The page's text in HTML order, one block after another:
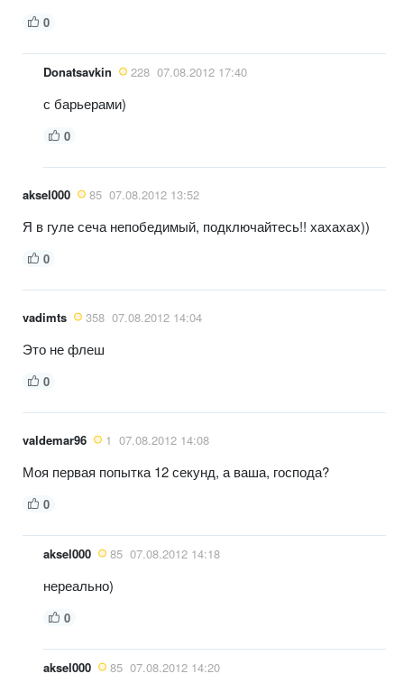
0
Donatsavkin 228 07.08.2012 17:40
с барьерами)
0
aksel000 85 07.08.2012 13:52
Я в гуле сеча непобедимый, подключайтесь!! хахахах))
0
vadimts 358 07.08.2012 14:04
Это не флеш
0
valdemar96 1 07.08.2012 14:08
Моя первая попытка 12 секунд, а ваша, господа?
0
aksel000 85 07.08.2012 14:18
нереально)
0
aksel000 85 07.08.2012 14:20